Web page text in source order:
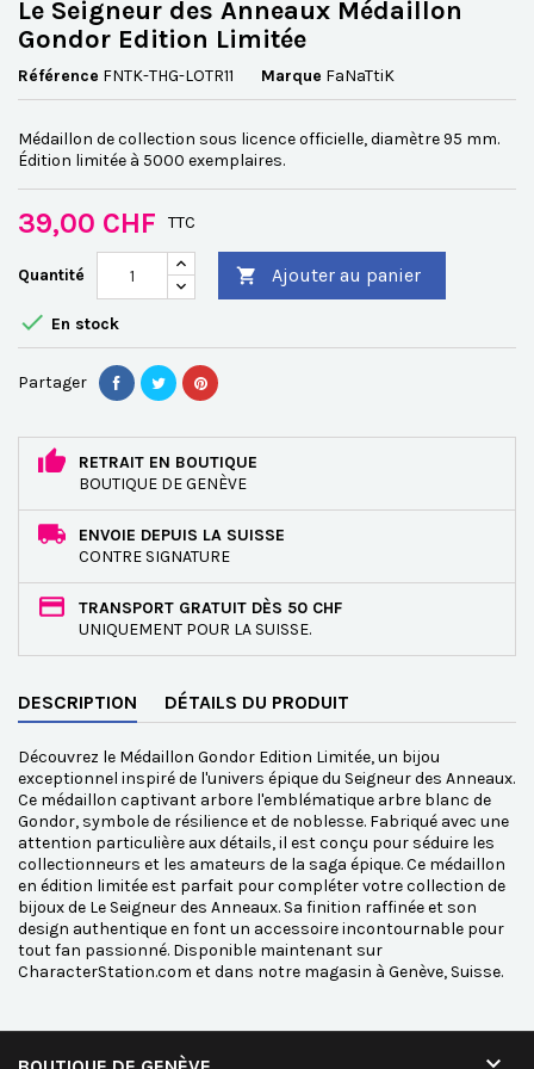
Le Seigneur des Anneaux Médaillon
Gondor Edition Limitée
Référence FNTK-THG-LOTR11 Marque FaNaTtiK
Médaillon de collection sous licence officielle, diamètre 95 mm.
Édition limitée à 5000 exemplaires.
39,00 CHF TTC
Quantité  Ajouter au panier
 En stock
Partager
RETRAIT EN BOUTIQUE
BOUTIQUE DE GENÈVE
ENVOIE DEPUIS LA SUISSE
CONTRE SIGNATURE
TRANSPORT GRATUIT DÈS 50 CHF
UNIQUEMENT POUR LA SUISSE.
DESCRIPTION DÉTAILS DU PRODUIT
Découvrez le Médaillon Gondor Edition Limitée, un bijou
exceptionnel inspiré de l'univers épique du Seigneur des Anneaux.
Ce médaillon captivant arbore l'emblématique arbre blanc de
Gondor, symbole de résilience et de noblesse. Fabriqué avec une
attention particulière aux détails, il est conçu pour séduire les
collectionneurs et les amateurs de la saga épique. Ce médaillon
en édition limitée est parfait pour compléter votre collection de
bijoux de Le Seigneur des Anneaux. Sa finition raffinée et son
design authentique en font un accessoire incontournable pour
tout fan passionné. Disponible maintenant sur
CharacterStation.com et dans notre magasin à Genève, Suisse.